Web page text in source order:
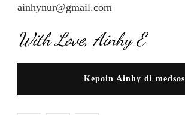
ainhynur@gmail.com
With Love, Ainhy E
Kepoin Ainhy di medsos